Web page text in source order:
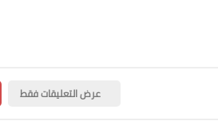
عرض التعليقات فقط